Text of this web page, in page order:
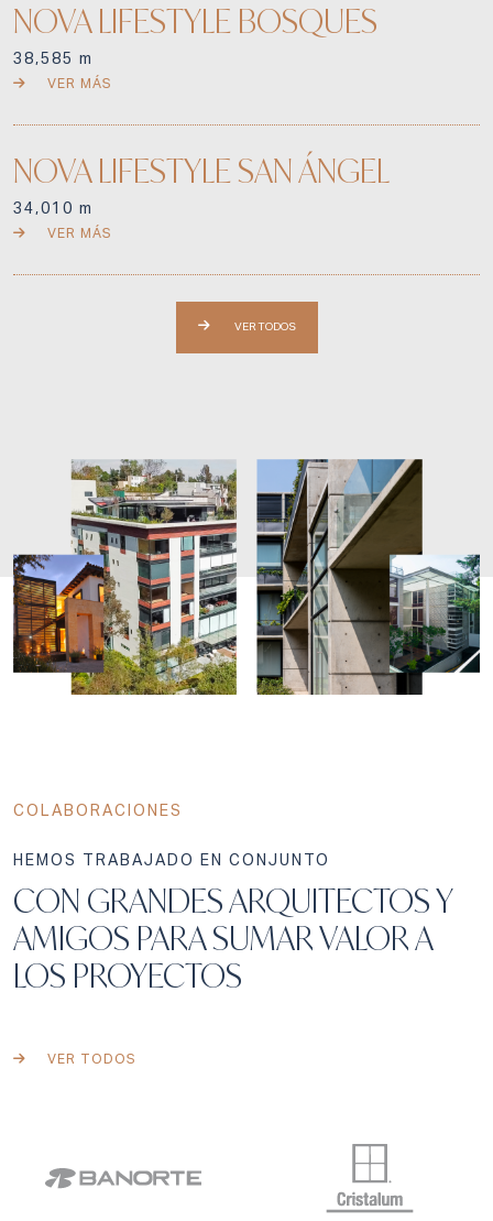
NOVA LIFESTYLE BOSQUES
38,585 m
VER MÁS
NOVA LIFESTYLE SAN ÁNGEL
34,010 m
VER MÁS
VER TODOS
COLABORACIONES
HEMOS TRABAJADO EN CONJUNTO
CON GRANDES ARQUITECTOS Y
AMIGOS PARA SUMAR VALOR A
LOS PROYECTOS
VER TODOS